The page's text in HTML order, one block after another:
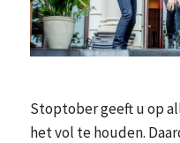
Stoptober geeft u op
het vol te houden.